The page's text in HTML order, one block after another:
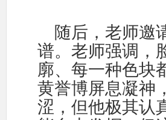
随后，老师邀
谱。老师强调，
廓、每一种色块
黄誉博屏息凝神
涩，但他极其认